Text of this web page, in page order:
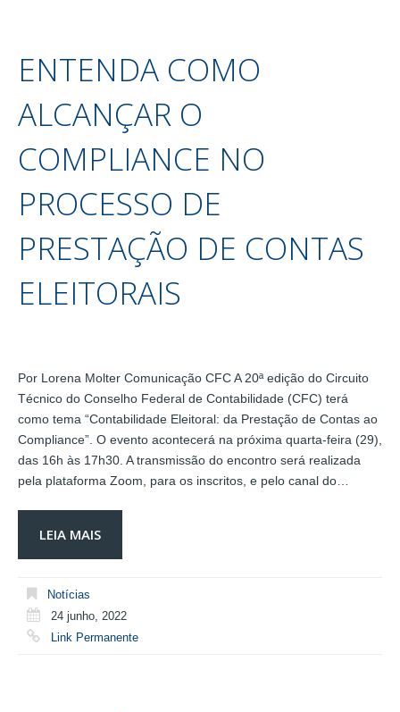
ENTENDA COMO
ALCANÇAR O
COMPLIANCE NO
PROCESSO DE
PRESTAÇÃO DE CONTAS
ELEITORAIS
Por Lorena Molter Comunicação CFC A 20ª edição do Circuito
Técnico do Conselho Federal de Contabilidade (CFC) terá
como tema “Contabilidade Eleitoral: da Prestação de Contas ao
Compliance”. O evento acontecerá na próxima quarta-feira (29),
das 16h às 17h30. A transmissão do encontro será realizada
pela plataforma Zoom, para os inscritos, e pelo canal do…
LEIA MAIS
Notícias
24 junho, 2022
Link Permanente